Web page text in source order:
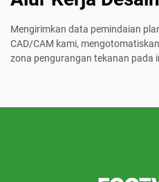
Mengirimkan data pemindaian
CAD/CAM kami,
zona pengurangan tekanan pada